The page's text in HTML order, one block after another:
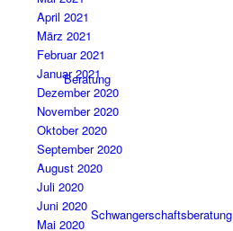
Beratung
Schwangerschaftsberatung
April 2021
März 2021
Februar 2021
Januar 2021
Dezember 2020
November 2020
Oktober 2020
September 2020
August 2020
Juli 2020
Juni 2020
Mai 2020